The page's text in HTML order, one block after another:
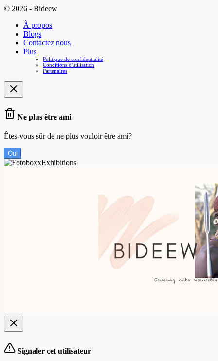
© 2026 - Bideew
À propos
Blogs
Contactez nous
Plus
Politique de confidentialité
Conditions d'utilisation
Partenaires
Ne plus être ami
Êtes-vous sûr de ne plus vouloir être ami?
Oui
Signaler cet utilisateur